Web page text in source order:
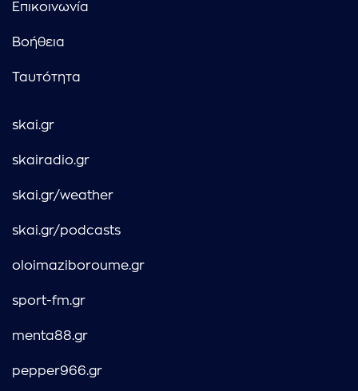
Επικοινωνία
Βοήθεια
Ταυτότητα
skai.gr
skairadio.gr
skai.gr/weather
skai.gr/podcasts
oloimaziboroume.gr
sport-fm.gr
menta88.gr
pepper966.gr